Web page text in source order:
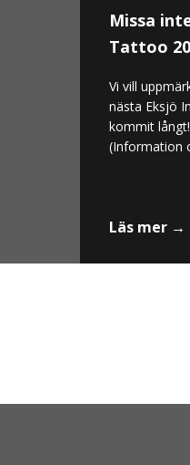
Missa
Tattoo
Vi vill
nästa Eksjö
kommit
(Information
Läs mer →